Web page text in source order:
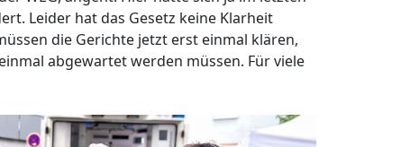
Leider hat das Gesetz keine Klarheit
die Gerichte jetzt erst einmal klären,
abgewartet werden müssen. Für viele